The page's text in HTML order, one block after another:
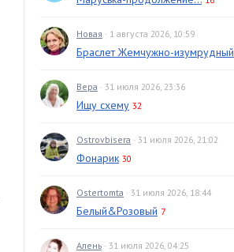
Новая · 1 августа 2026, 10:59
Браслет Жемчужно-изумрудный
Вера · 31 июля 2026, 23:36
Ищу схему 32
Ostrovbisera · 31 июля 2026, 21:02
Фонарик 30
Ostertomta · 31 июля 2026, 18:44
Белый&Розовый 7
Алень · 31 июля 2026, 04:25